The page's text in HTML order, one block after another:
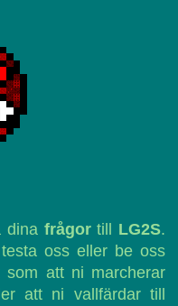
dina frågortill LG2S.
oss eller be oss
att ni marcherar
att ni vallfärdar till